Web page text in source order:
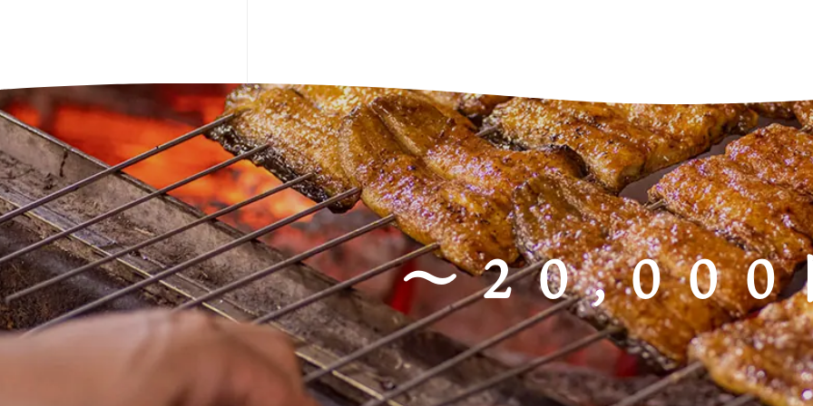
〜20,000